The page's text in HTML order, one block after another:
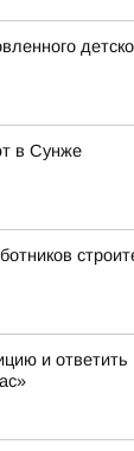
в Сунже
и